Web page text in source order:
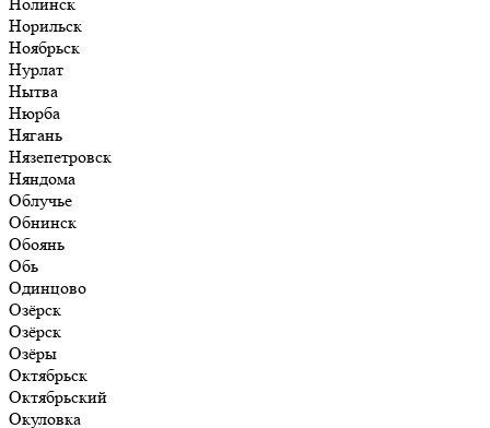
Норильск
Ноябрьск
Нурлат
Нытва
Нюрба
Нягань
Нязепетровск
Няндома
Облучье
Обнинск
Обоянь
Обь
Одинцово
Озёрск
Озёрск
Озёры
Октябрьск
Октябрьский
Окуловка